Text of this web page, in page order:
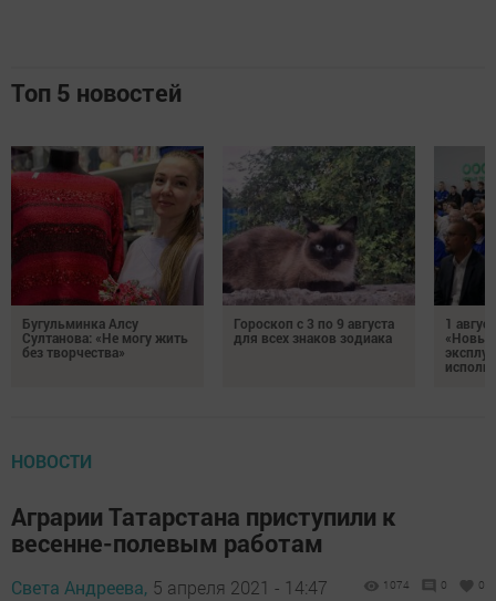
Топ 5 новостей
Бугульминка Алсу
Султанова: «Не могу жить
без творчества»
Гороскоп с 3 по 9 августа
для всех знаков зодиака
1
«Новые
НОВОСТИ
Аграрии Татарстана приступили к
весенне-полевым работам
Света Андреева, 5 апреля 2021 - 14:47 1074 0 0